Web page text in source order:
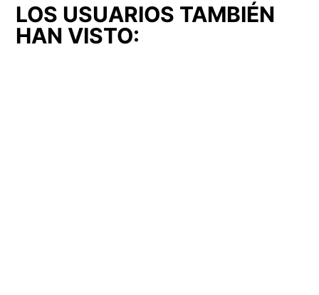
LOS USUARIOS TAMBIÉN
HAN VISTO: